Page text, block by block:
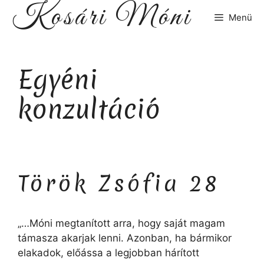
Kilépés
Kosári Móni Menü
Egyéni
konzultáció
Török Zsófia 28
„…Móni megtanított arra, hogy saját magam
támasza akarjak lenni. Azonban, ha bármikor
elakadok, előássa a legjobban hárított